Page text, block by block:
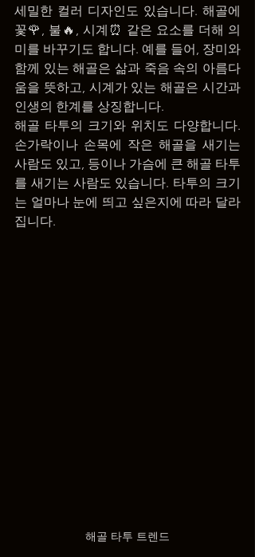
세밀한 컬러 디자인도 있습니다. 해골에
꽃🌹, 불🔥, 시계⏰ 같은 요소를 더해 의
미를 바꾸기도 합니다. 예를 들어, 장미와
함께 있는 해골은 삶과 죽음 속의 아름다
움을 뜻하고, 시계가 있는 해골은 시간과
인생의 한계를 상징합니다.
해골 타투의 크기와 위치도 다양합니다.
손가락이나 손목에 작은 해골을 새기는
사람도 있고, 등이나 가슴에 큰 해골 타투
를 새기는 사람도 있습니다. 타투의 크기
는 얼마나 눈에 띄고 싶은지에 따라 달라
집니다.
해골 타투 트렌드